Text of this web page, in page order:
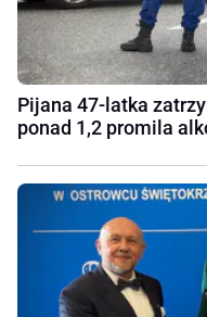
Pijana 47-latka
ponad 1,2 promila